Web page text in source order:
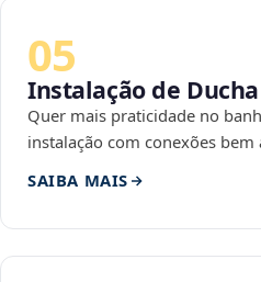
05
Instalação de
Quer mais praticidade no
instalação com conexões bem
SAIBA MAIS